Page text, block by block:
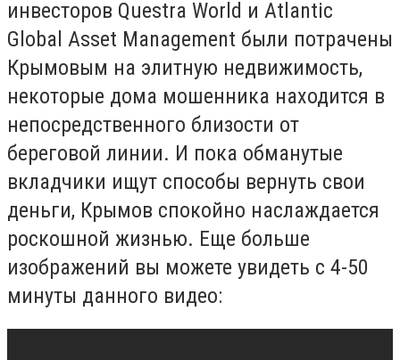
инвесторов Questra World и Atlantic
Global Asset Management были потрачены
Крымовым на элитную недвижимость,
некоторые дома мошенника находится в
непосредственного близости от
береговой линии. И пока обманутые
вкладчики ищут способы вернуть свои
деньги, Крымов спокойно наслаждается
роскошной жизнью. Еще больше
изображений вы можете увидеть с 4-50
минуты данного видео: